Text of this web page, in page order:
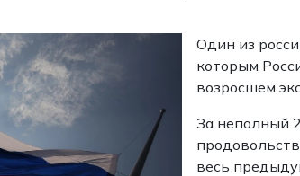
Один из
которым
возросшем
За неполный
весь